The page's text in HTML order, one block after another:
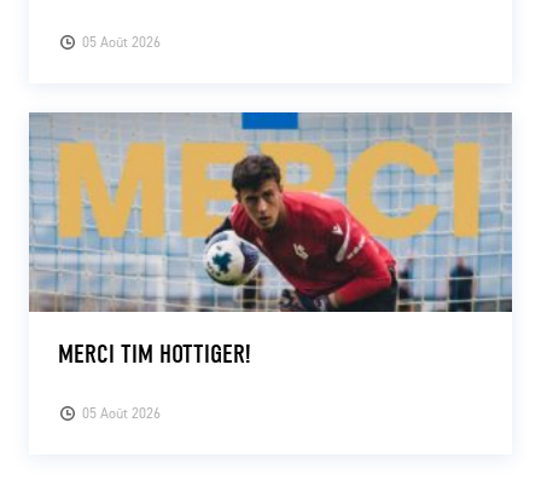
05 Août 2026
05 Août 2026
MERCI TIM HOTTIGER!